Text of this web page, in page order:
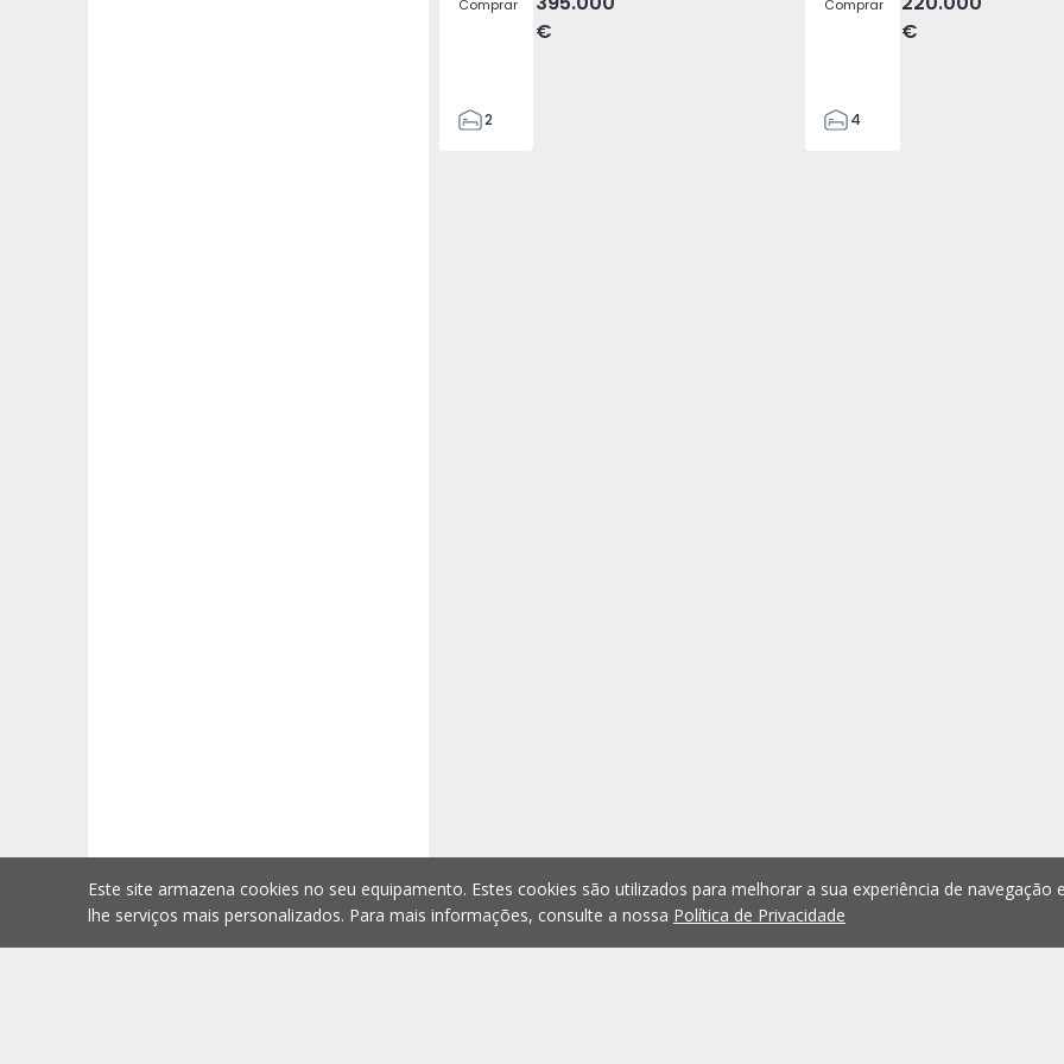
Comprar
€
2
Comprar
€
4
Este site armazena cookies no seu equipamento. Estes cookies são utilizados para melhorar a sua experiência de navegação
lhe serviços mais personalizados. Para mais informações, consulte a nossa Política de Privacidade